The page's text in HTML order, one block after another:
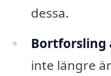
dessa.
Bortforsling
inte längre